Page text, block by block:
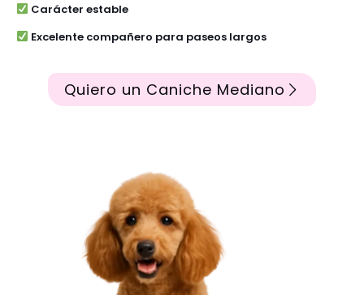
Carácter estable
Excelente compañero para paseos largos
Quiero un Caniche Mediano